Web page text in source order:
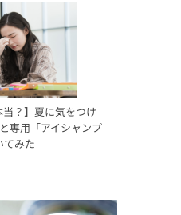
当？】夏に気をつけ
専用「アイシャンプ
てみた